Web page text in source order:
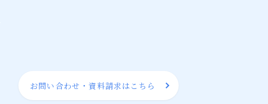
お問い合わせ・資料請求はこちら